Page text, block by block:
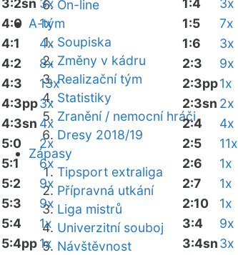
On-line
A-tým
Soupiska
Změny v kádru
Realizační tým
Statistiky
Zranění / nemocní hráči
Dresy 2018/19
Zápasy
Tipsport extraliga
Přípravná utkání
Liga mistrů
Univerzitní souboj
Návštěvnost
3:2sn 3x
4:0
1x
4:1
4x
4:2
8x
4:3
13x
4:3pp3x
4:3sn 4x
5:0
2x
5:1
6x
5:2
9x
5:3
9x
5:4
1x
5:4pp1x
1:4
3x
1:5
7x
1:6
3x
2:3
9x
2:3pp1x
2:3sn 2x
2:4
4x
2:5
11x
2:6
1x
2:7
1x
2:10
1x
3:4
9x
3:4sn3x